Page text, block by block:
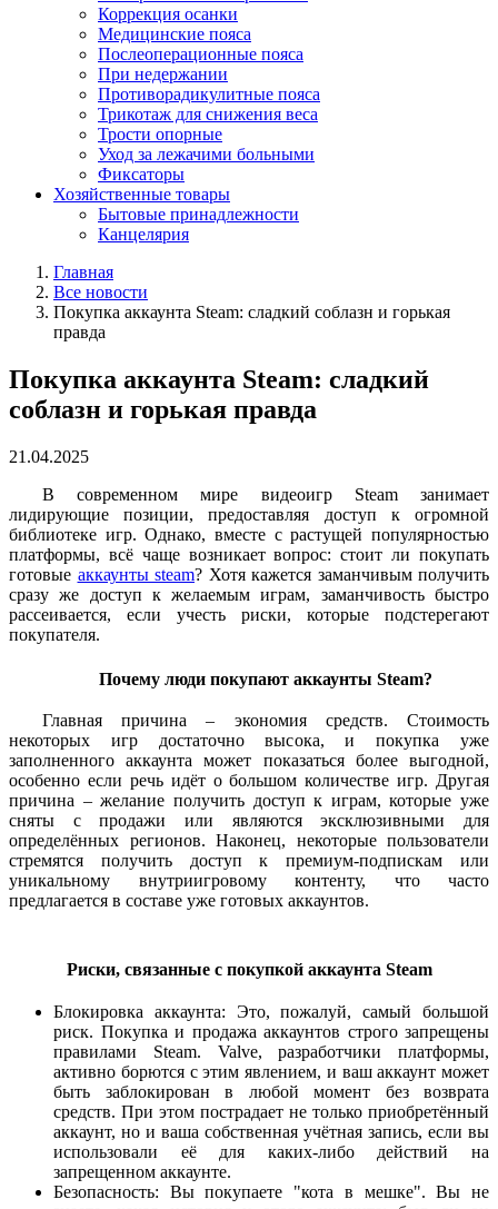
Коррекция осанки
Медицинские пояса
Послеоперационные пояса
При недержании
Противорадикулитные пояса
Трикотаж для снижения веса
Трости опорные
Уход за лежачими больными
Фиксаторы
Хозяйственные товары
Бытовые принадлежности
Канцелярия
Главная
Все новости
Покупка аккаунта Steam: сладкий соблазн и горькая
правда
Покупка аккаунта Steam: сладкий
соблазн и горькая правда
21.04.2025
В современном мире видеоигр Steam занимает
лидирующие позиции, предоставляя доступ к огромной
библиотеке игр. Однако, вместе с растущей популярностью
платформы, всё чаще возникает вопрос: стоит ли покупать
готовые аккаунты steam? Хотя кажется заманчивым получить
сразу же доступ к желаемым играм, заманчивость быстро
рассеивается, если учесть риски, которые подстерегают
покупателя.
Почему люди покупают аккаунты Steam?
Главная причина – экономия средств. Стоимость
некоторых игр достаточно высока, и покупка уже
заполненного аккаунта может показаться более выгодной,
особенно если речь идёт о большом количестве игр. Другая
причина – желание получить доступ к играм, которые уже
сняты с продажи или являются эксклюзивными для
определённых регионов. Наконец, некоторые пользователи
стремятся получить доступ к премиум-подпискам или
уникальному внутриигровому контенту, что часто
предлагается в составе уже готовых аккаунтов.
Риски, связанные с покупкой аккаунта Steam
Блокировка аккаунта: Это, пожалуй, самый большой
риск. Покупка и продажа аккаунтов строго запрещены
правилами Steam. Valve, разработчики платформы,
активно борются с этим явлением, и ваш аккаунт может
быть заблокирован в любой момент без возврата
средств. При этом пострадает не только приобретённый
аккаунт, но и ваша собственная учётная запись, если вы
использовали её для каких-либо действий на
запрещенном аккаунте.
Безопасность: Вы покупаете "кота в мешке". Вы не